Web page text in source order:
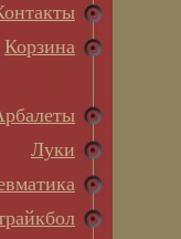
Корзина
Луки